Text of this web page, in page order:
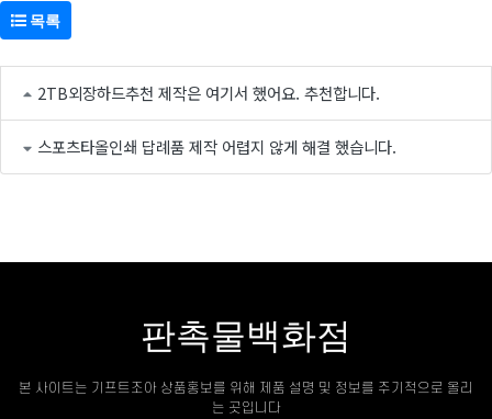
목록
2TB외장하드추천 제작은 여기서 했어요. 추천합니다.
스포츠타올인쇄 답례품 제작 어렵지 않게 해결 했습니다.
판촉물백화점
본 사이트는 기프트조아 상품홍보를 위해 제품 설명 및 정보를 주기적으로 올리
는 곳입니다